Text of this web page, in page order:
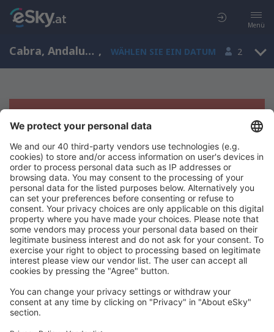
Menü
Cabra, Andalusia, Spanien , WÄHLEN SIE EIN DATUM 2
Es tut uns leid, wir können keine
Ergebnisse aufzeigen
Bitte starten Sie Ihre Suche erneut mit anderen Suchkriterien.
Copyright © eSky.at. Alle Rechte vorbehalten.